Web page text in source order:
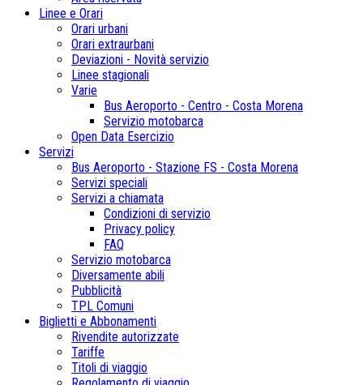
Linee e Orari
Orari urbani
Orari extraurbani
Deviazioni - Novità servizio
Linee stagionali
Varie
Bus Aeroporto - Centro - Costa Morena
Servizio motobarca
Open Data Esercizio
Servizi
Bus Aeroporto - Stazione FS - Costa Morena
Servizi speciali
Servizi a chiamata
Condizioni di servizio
Privacy policy
FAQ
Servizio motobarca
Diversamente abili
Pubblicità
TPL Comuni
Biglietti e Abbonamenti
Rivendite autorizzate
Tariffe
Titoli di viaggio